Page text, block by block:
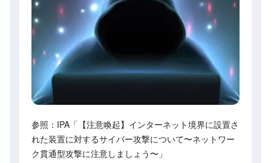
参照：IPA「【注意喚起】インターネット境界に設置さ
れた装置に対するサイバー攻撃について〜ネットワー
ク貫通型攻撃に注意しましょう〜」